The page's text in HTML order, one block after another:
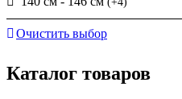
Очистить выбор
Каталог товаров